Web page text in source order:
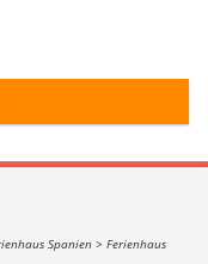
Spanien > Ferienhaus